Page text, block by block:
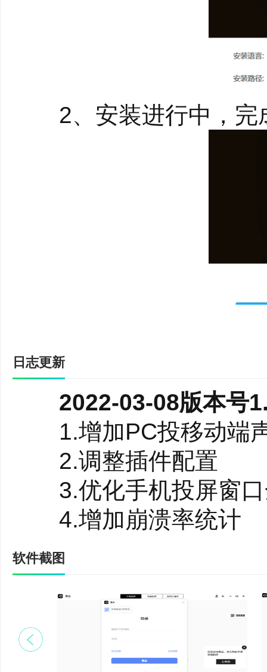
设计师查看图片素材
质的差异， 导致同一
素材投屏到电脑、手机
屏幕之间的显示效果，
影、歌曲、照片、电子
大屏上享受更为震撼的
手机镜头活用 游戏
投屏后可开启手机照
播。 手游主播也可以
抓取，零延迟实时展示
投屏直播到电视上欣赏
重复欣赏。
2、安装进行中，完
日志更新
2022-03-08版本号
1.增加PC投移动端
2.调整插件配置
3.优化手机投屏窗口
4.增加崩溃率统计
软件截图